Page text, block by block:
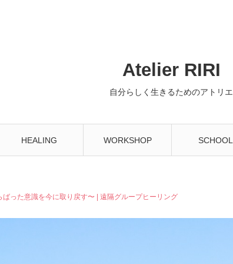
Atelier RIRI
自分らしく生きるためのアトリエ
HEALING WORKSHOP SCHOOL
った意識を今に取り戻す〜 | 遠隔グループヒーリング